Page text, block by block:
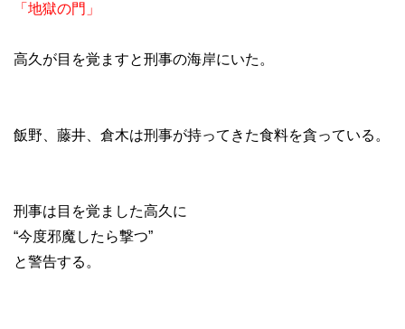
「地獄の門」
高久が目を覚ますと刑事の海岸にいた。
飯野、藤井、倉木は刑事が持ってきた食料を貪っている。
刑事は目を覚ました高久に
“今度邪魔したら撃つ”
と警告する。